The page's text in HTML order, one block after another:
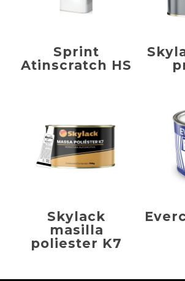
Sprint
Atinscratch HS
Skylack
masilla
poliester K7